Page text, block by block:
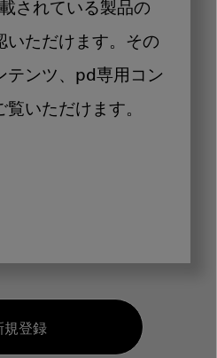
されている製品の
いただけます。その
テンツ、pd専用コン
いただけます。
規登録